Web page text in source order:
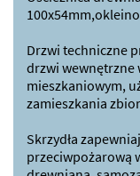
Drzwi techniczne
drzwi wewnętrzne
mieszkaniowym,
zamieszkania
Skrzydła
przeciwpożarową